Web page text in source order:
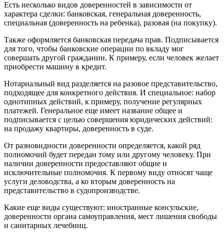
Есть несколько видов доверенностей в зависимости от
характера сделки: банковская, генеральная доверенность,
специальная (доверенность на ребенка), разовая (на покупку).
Также оформляется банковская передача прав. Подписывается
для того, чтобы банковские операции по вкладу мог
совершать другой гражданин. К примеру, если человек желает
приобрести машину в кредит.
Нотариальный вид разделяется на разовое представительство,
подходящее для конкретного действия. И специальное: набор
однотипных действий, к примеру, получение регулярных
платежей. Генеральное еще имеет название общее и
подписывается с целью совершения юридических действий:
на продажу квартиры, доверенность в суде.
От разновидности доверенности определяется, какой ряд
полномочий будет передан тому или другому человеку. При
наличии доверенности предоставляют общие и
исключительные полномочия. К первому виду относят чаще
услуги деловодства, а ко вторым доверенность на
представительство в судопроизводстве.
Какие еще виды существуют: иностранные консульские,
доверенности органа самоуправления, мест лишения свободы
и санитарных лечебниц.